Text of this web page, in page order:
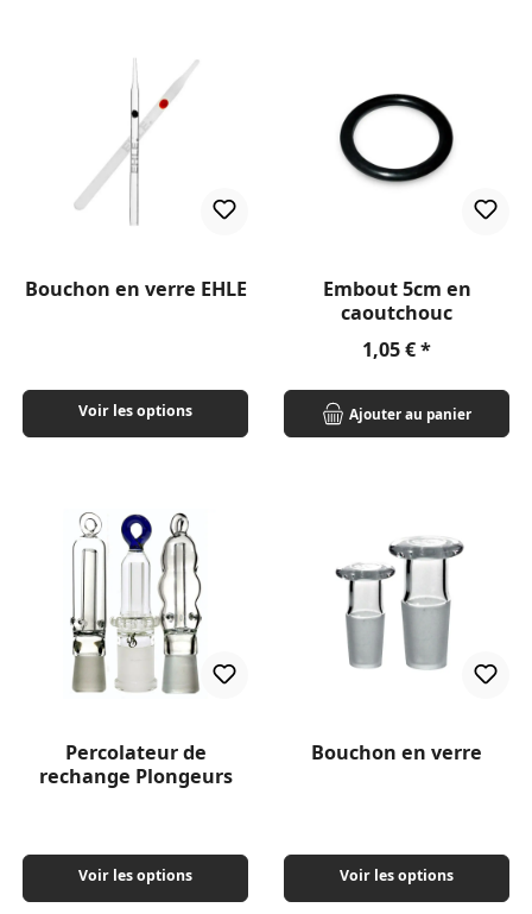
Bouchon en verre EHLE
Voir les options
Embout 5cm en
caoutchouc
Prix régulier :
1,05 €
Ajouter au panier
Percolateur de
rechange Plongeurs
Voir les options
Bouchon en verre
Voir les options